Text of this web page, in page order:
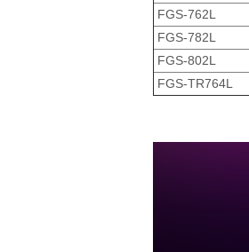
FGS-762L
FGS-782L
FGS-802L
FGS-TR764L